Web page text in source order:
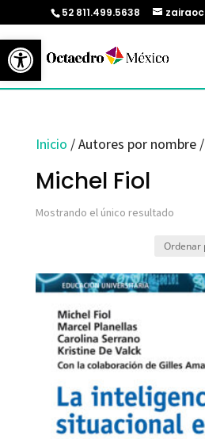
Abrir barra de herramientas
52 811.499.5638
Inicio / Autores por nombre
Michel Fiol
Mostrando el único resultado